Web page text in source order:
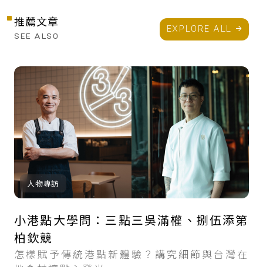
推薦文章
SEE ALSO
EXPLORE ALL
人物專訪
小港點大學問：三點三吳滿權、捌伍添第
柏欽競
怎樣賦予傳統港點新體驗？講究細節與台灣在